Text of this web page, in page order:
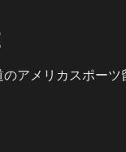
アメリカスポーツ